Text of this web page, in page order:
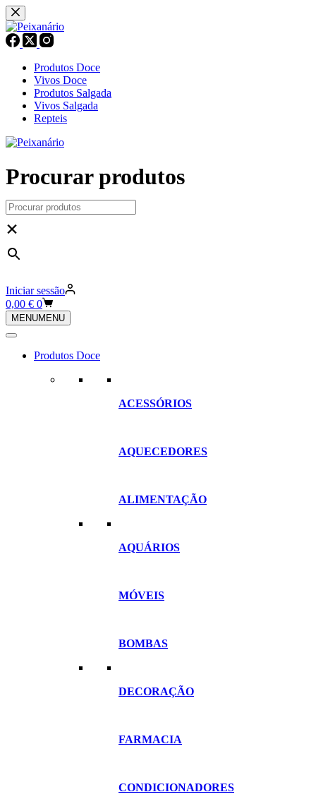
Pular
para
o
conteúdo
Produtos Doce
Vivos Doce
Produtos Salgada
Vivos Salgada
Repteis
Procurar produtos
×
Iniciar sessão
Carrinho
de
compras
0,00 € 0
MENUMENU
Produtos Doce
ACESSÓRIOS
AQUECEDORES
ALIMENTAÇÃO
AQUÁRIOS
MÓVEIS
BOMBAS
DECORAÇÃO
FARMACIA
CONDICIONADORES